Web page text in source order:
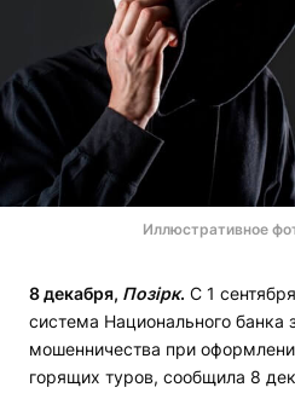
Иллюстративное
8 декабря, Позірк. С 1
система Национального банка
мошенничества при
горящих туров, сообщила 8